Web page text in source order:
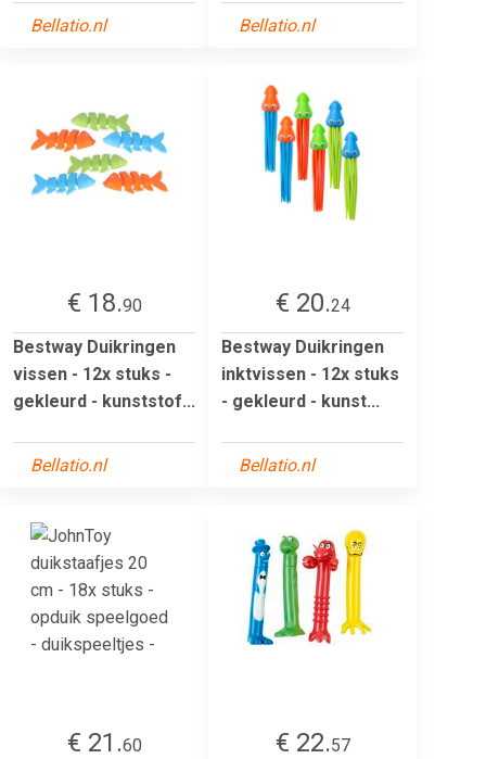
Bellatio.nl
Bellatio.nl
€ 18.90
Bestway Duikringen
vissen - 12x stuks -
gekleurd - kunststof...
Bellatio.nl
€ 20.24
Bestway Duikringen
inktvissen - 12x stuks
- gekleurd - kunst...
Bellatio.nl
€ 21.60
€ 22.57